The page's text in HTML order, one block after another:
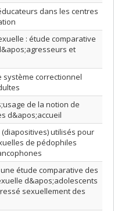
dans les centres
: étude comparative
et
système correctionnel
de la notion de
d&apos;accueil
utilisés pour
de pédophiles
étude comparative des
d&apos;adolescents
sexuellement des